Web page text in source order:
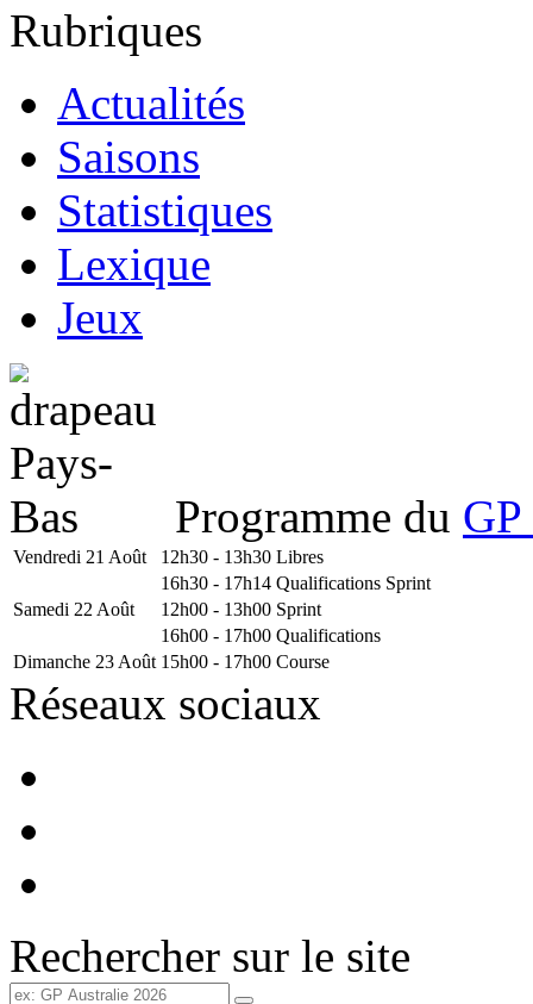
Rubriques
Actualités
Saisons
Statistiques
Lexique
Jeux
Programme du
Vendredi 21 Août 12h30 - 13h30 Libres
16h30 - 17h14 Qualifications Sprint
Samedi 22 Août
12h00 - 13h00 Sprint
16h00 - 17h00 Qualifications
Dimanche 23 Août 15h00 - 17h00 Course
Réseaux sociaux
Rechercher sur le site